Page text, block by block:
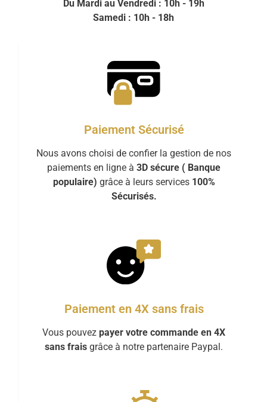
Du Mardi au Vendredi : 10h - 19h
Samedi : 10h - 18h
Paiement Sécurisé
Nous avons choisi de confier la gestion de nos
paiements en ligne à 3D sécure ( Banque
populaire) grâce à leurs services 100%
Sécurisés.
Paiement en 4X sans frais
Vous pouvez payer votre commande en 4X
sans frais grâce à notre partenaire Paypal.